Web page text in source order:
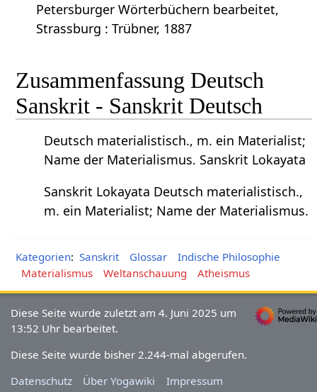
Petersburger Wörterbüchern bearbeitet,
Strassburg : Trübner, 1887
Zusammenfassung Deutsch
Sanskrit - Sanskrit Deutsch
Deutsch materialistisch., m. ein Materialist;
Name der Materialismus. Sanskrit Lokayata
Sanskrit Lokayata Deutsch materialistisch.,
m. ein Materialist; Name der Materialismus.
Kategorien: Sanskrit Glossar
Indische Philosophie
Materialismus
Weltanschauung Atheismus
Diese Seite wurde zuletzt am 4. Juni 2025 um
13:52 Uhr bearbeitet.
Diese Seite wurde bisher 2.244-mal abgerufen.
Datenschutz
Über Yogawiki Impressum